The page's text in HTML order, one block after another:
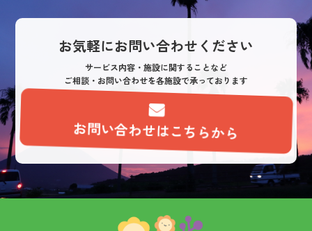
ョ
お気軽にお問い合わせください
サービス内容・施設に関することなど
ご相談・お問い合わせを各施設で承っております
お問い合わせはこちらから